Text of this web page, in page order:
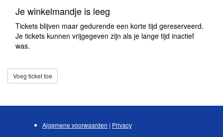
Je winkelmandje is leeg
Tickets blijven maar gedurende een korte tijd gereserveerd.
Je tickets kunnen vrijgegeven zijn als je lange tijd inactief
was.
Voeg ticket toe
Algemene voorwaarden | Privacy